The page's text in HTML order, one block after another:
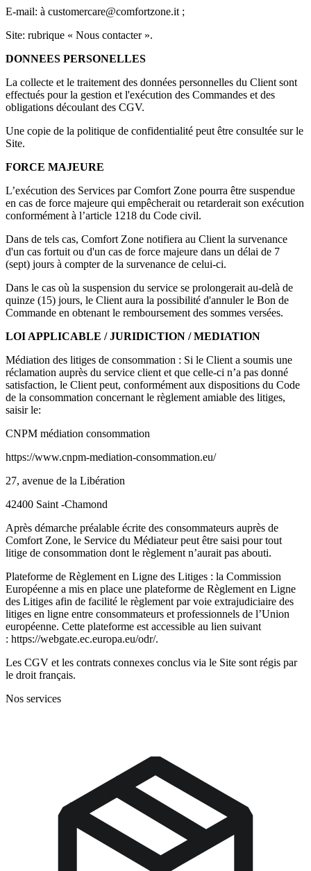
E-mail: à customercare@comfortzone.it ;
Site: rubrique « Nous contacter ».
DONNEES PERSONELLES
La collecte et le traitement des données personnelles du Client sont
effectués pour la gestion et l'exécution des Commandes et des
obligations découlant des CGV.
Une copie de la politique de confidentialité peut être consultée sur le
Site.
FORCE MAJEURE
L’exécution des Services par Comfort Zone pourra être suspendue
en cas de force majeure qui empêcherait ou retarderait son exécution
conformément à l’article 1218 du Code civil.
Dans de tels cas, Comfort Zone notifiera au Client la survenance
d'un cas fortuit ou d'un cas de force majeure dans un délai de 7
(sept) jours à compter de la survenance de celui-ci.
Dans le cas où la suspension du service se prolongerait au-delà de
quinze (15) jours, le Client aura la possibilité d'annuler le Bon de
Commande en obtenant le remboursement des sommes versées.
LOI APPLICABLE / JURIDICTION / MEDIATION
Médiation des litiges de consommation : Si le Client a soumis une
réclamation auprès du service client et que celle-ci n’a pas donné
satisfaction, le Client peut, conformément aux dispositions du Code
de la consommation concernant le règlement amiable des litiges,
saisir le:
CNPM médiation consommation
https://www.cnpm-mediation-consommation.eu/
27, avenue de la Libération
42400 Saint -Chamond
Après démarche préalable écrite des consommateurs auprès de
Comfort Zone, le Service du Médiateur peut être saisi pour tout
litige de consommation dont le règlement n’aurait pas abouti.
Plateforme de Règlement en Ligne des Litiges : la Commission
Européenne a mis en place une plateforme de Règlement en Ligne
des Litiges afin de facilité le règlement par voie extrajudiciaire des
litiges en ligne entre consommateurs et professionnels de l’Union
européenne. Cette plateforme est accessible au lien suivant
: https://webgate.ec.europa.eu/odr/.
Les CGV et les contrats connexes conclus via le Site sont régis par
le droit français.
Nos services